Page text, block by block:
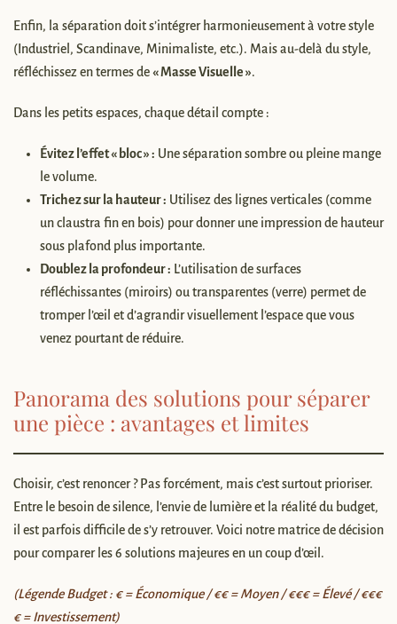
Enfin, la séparation doit s’intégrer harmonieusement à votre style
(Industriel, Scandinave, Minimaliste, etc.). Mais au-delà du style,
réfléchissez en termes de« Masse Visuelle ».
Dans les petits espaces, chaque détail compte :
Évitez l’effet « bloc » : Une séparation sombre ou pleine mange
le volume.
Trichez sur la hauteur : Utilisez des lignes verticales (comme
un claustra fin en bois) pour donner une impression de hauteur
sous plafond plus importante.
Doublez la profondeur : L’utilisation de surfaces
réfléchissantes (miroirs) ou transparentes (verre) permet de
tromper l’œil et d’agrandir visuellement l’espace que vous
venez pourtant de réduire.
Panorama des solutions pour séparer
une pièce : avantages et limites
Choisir, c’est renoncer ? Pas forcément, mais c’est surtout prioriser.
Entre le besoin de silence, l’envie de lumière et la réalité du budget,
il est parfois difficile de s’y retrouver. Voici notre matrice de décision
pour comparer les 6 solutions majeures en un coup d’œil.
(Légende Budget : € = Économique / €€ = Moyen / €€€ = Élevé / €€€
€ = Investissement)